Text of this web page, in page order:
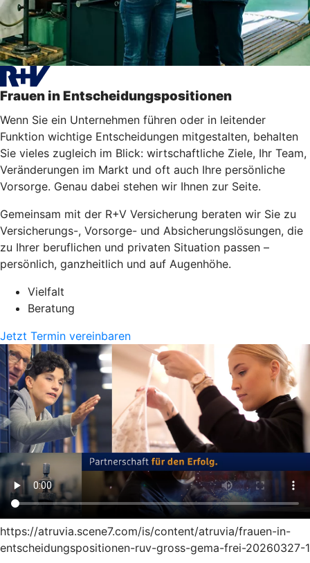
Frauen in Entscheidungspositionen
Wenn Sie ein Unternehmen führen oder in leitender
Funktion wichtige Entscheidungen mitgestalten, behalten
Sie vieles zugleich im Blick: wirtschaftliche Ziele, Ihr Team,
Veränderungen im Markt und oft auch Ihre persönliche
Vorsorge. Genau dabei stehen wir Ihnen zur Seite.
Gemeinsam mit der R+V Versicherung beraten wir Sie zu
Versicherungs-, Vorsorge- und Absicherungslösungen, die
zu Ihrer beruflichen und privaten Situation passen –
persönlich, ganzheitlich und auf Augenhöhe.
Vielfalt
Beratung
Jetzt Termin vereinbaren
https://atruvia.scene7.com/is/content/atruvia/frauen-in-
entscheidungspositionen-ruv-gross-gema-frei-20260327-1